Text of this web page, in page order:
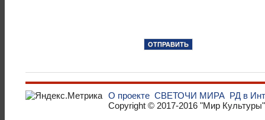
О проекте СВЕТОЧИ МИРА РД в
Copyright © 2017-2016 "Мир Культуры"